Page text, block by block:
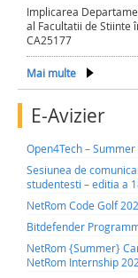
Implicarea
al Facultatii de Stiinte
CA25177
Mai multe
E-Avizier
Open4Tech –
Sesiunea de
studentesti – editia a
NetRom Code Golf
Bitdefender
NetRom {Summer}
NetRom Internship